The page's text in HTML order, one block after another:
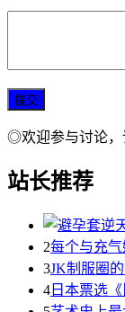
◎欢迎参与讨论，
站长推荐
2每个与充
3JK制服圈
4 日本票选